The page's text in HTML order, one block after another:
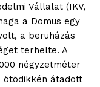
Vállalat (IKV,
a Domus egy
a beruházás
terhelte. A
négyzetméter
átadott